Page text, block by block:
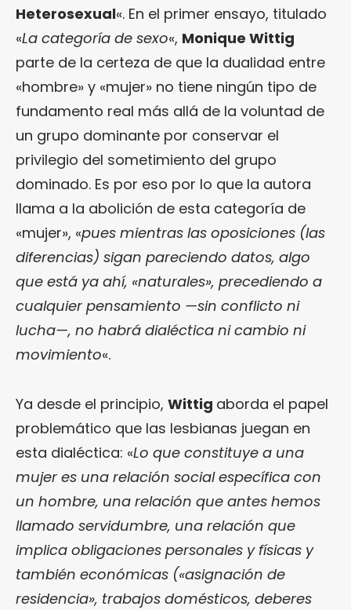
Heterosexual«. En el primer ensayo, titulado
«La categoría de sexo«, Monique Wittig
parte de la certeza de que la dualidad entre
«hombre» y «mujer» no tiene ningún tipo de
fundamento real más allá de la voluntad de
un grupo dominante por conservar el
privilegio del sometimiento del grupo
dominado. Es por eso por lo que la autora
llama a la abolición de esta categoría de
«mujer», «pues mientras las oposiciones (las
diferencias) sigan pareciendo datos, algo
que está ya ahí, «naturales», precediendo a
cualquier pensamiento —sin conflicto ni
lucha—, no habrá dialéctica ni cambio ni
movimiento«.
Ya desde el principio, Wittig aborda el papel
problemático que las lesbianas juegan en
esta dialéctica: «Lo que constituye a una
mujer es una relación social específica con
un hombre, una relación que antes hemos
llamado servidumbre, una relación que
implica obligaciones personales y físicas y
también económicas («asignación de
residencia», trabajos domésticos, deberes